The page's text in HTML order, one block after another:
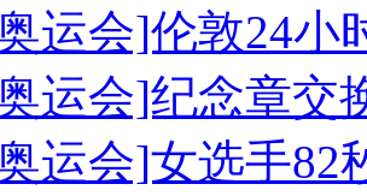
运会]伦敦24小
运会]纪念章交
运会]女选手82